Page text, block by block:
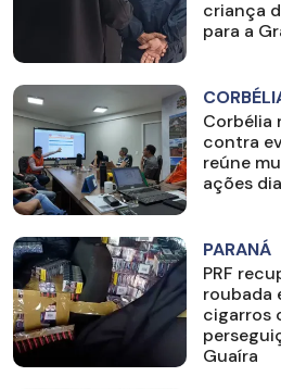
criança
para a
Corbélia
contra
reúne
ações
PARANÁ
PRF
roubada
cigarros
Guaíra